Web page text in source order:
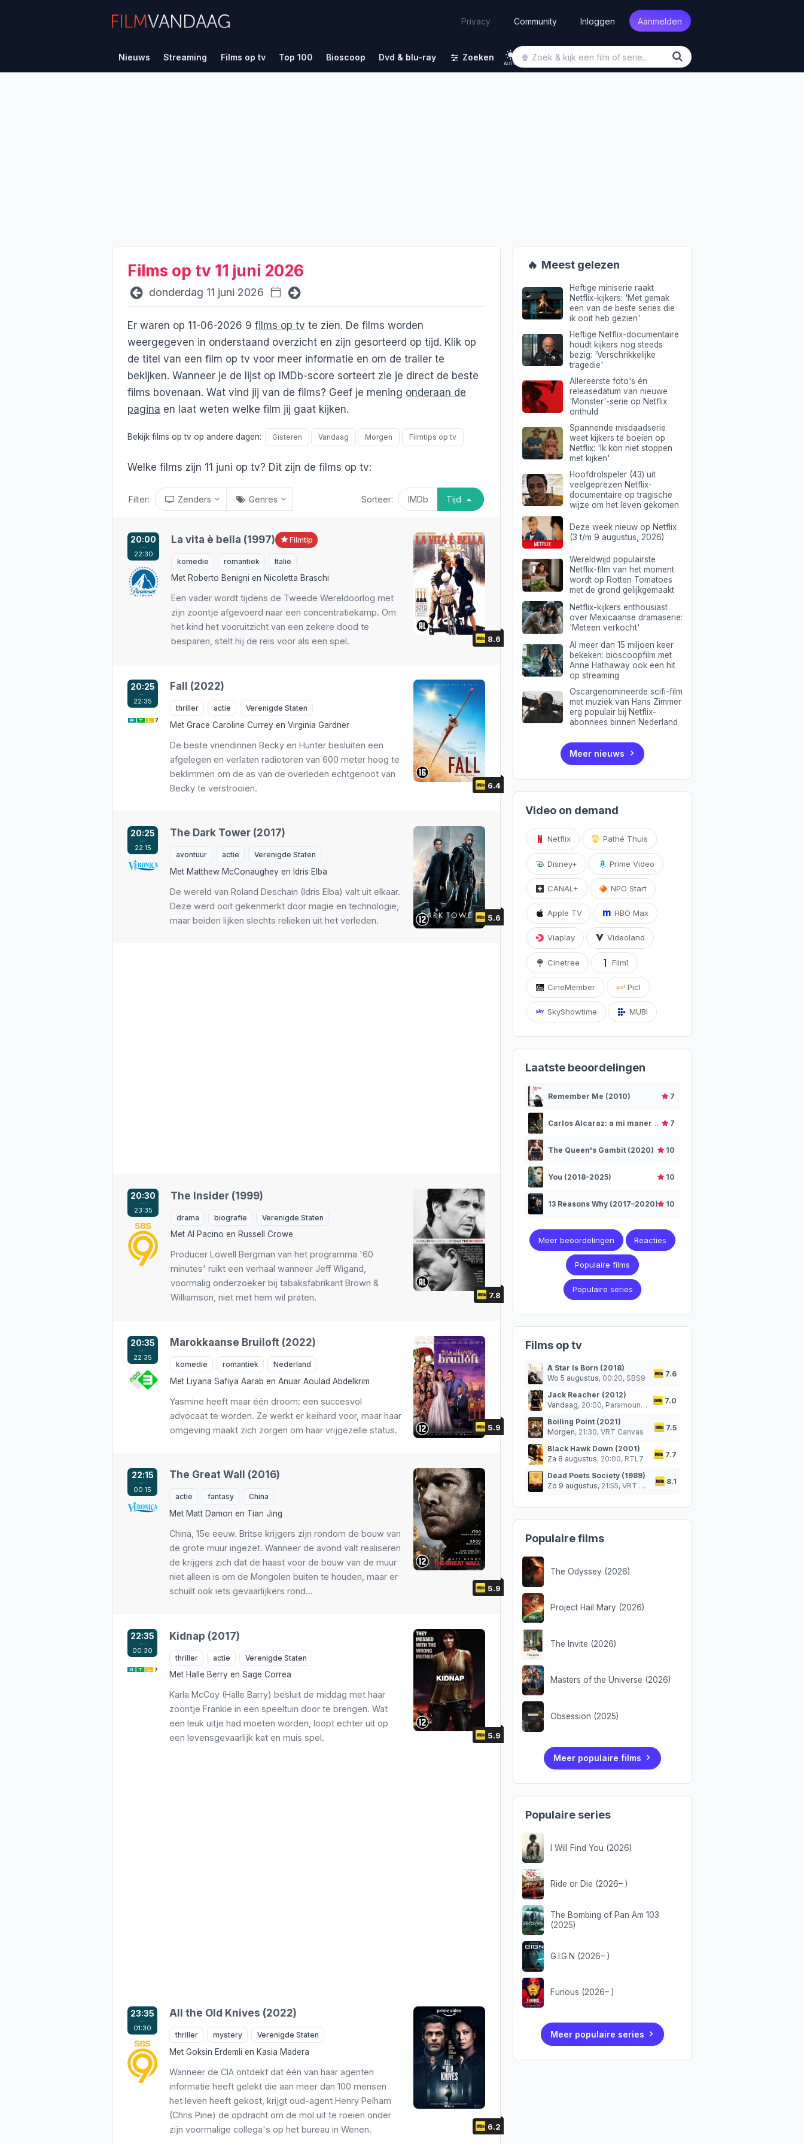
Privacy Community Inloggen Aanmelden
Nieuws Streaming Films op tv Top 100 Bioscoop Dvd & blu-ray Zoeken
AUTO
Films op tv 11 juni 2026
donderdag 11 juni 2026
Er waren op 11-06-2026 9 films op tv te zien. De films worden
weergegeven in onderstaand overzicht en zijn gesorteerd op tijd. Klik op
de titel van een film op tv voor meer informatie en om de trailer te
bekijken. Wanneer je de lijst op IMDb-score sorteert zie je direct de beste
films bovenaan. Wat vind jij van de films? Geef je mening onderaan de
pagina en laat weten welke film jij gaat kijken.
Bekijk films op tv op andere dagen: Gisteren Vandaag Morgen Filmtips op tv
Welke films zijn 11 juni op tv? Dit zijn de films op tv:
Filter: Zenders Genres Sorteer: IMDb Tijd
Standaard zenders alles/niks
NPO 1
NPO 2
NPO 3
RTL 4
RTL 8
Veronica
Paramount Network
STAR Channel
VRT Canvas
Sluiten Herstel standaard
Genre alles / niks
actie
animatie
avontuur
biografie
cabaret
fantasy
komedie
roadmovie
romantiek
romantische komedie
sciencefiction
Sluiten Herstel standaard
20:00
…
22:30
La vita è bella (1997) Filmtip
komedie romantiek Italië
Met Roberto Benigni en Nicoletta Braschi
Een vader wordt tijdens de Tweede Wereldoorlog met
zijn zoontje afgevoerd naar een concentratiekamp. Om
het kind het vooruitzicht van een zekere dood te
besparen, stelt hij de reis voor als een spel.
8.6
20:25
…
22:35
Fall (2022)
thriller actie Verenigde Staten
Met Grace Caroline Currey en Virginia Gardner
De beste vriendinnen Becky en Hunter besluiten een
afgelegen en verlaten radiotoren van 600 meter hoog te
beklimmen om de as van de overleden echtgenoot van
Becky te verstrooien.
6.4
20:25
…
22:15
The Dark Tower (2017)
avontuur actie Verenigde Staten
Met Matthew McConaughey en Idris Elba
De wereld van Roland Deschain (Idris Elba) valt uit elkaar.
Deze werd ooit gekenmerkt door magie en technologie,
maar beiden lijken slechts relieken uit het verleden.
5.6
20:30
…
23:35
The Insider (1999)
drama biografie Verenigde Staten
Met Al Pacino en Russell Crowe
Producer Lowell Bergman van het programma '60
minutes' ruikt een verhaal wanneer Jeff Wigand,
voormalig onderzoeker bij tabaksfabrikant Brown &
Williamson, niet met hem wil praten.
7.8
20:35
…
22:35
Marokkaanse Bruiloft (2022)
komedie romantiek Nederland
Met Liyana Safiya Aarab en Anuar Aoulad Abdelkrim
Yasmine heeft maar één droom: een succesvol
advocaat te worden. Ze werkt er keihard voor, maar haar
omgeving maakt zich zorgen om haar vrijgezelle status.
5.9
22:15
…
00:15
The Great Wall (2016)
actie fantasy China
Met Matt Damon en Tian Jing
China, 15e eeuw. Britse krijgers zijn rondom de bouw van
de grote muur ingezet. Wanneer de avond valt realiseren
de krijgers zich dat de haast voor de bouw van de muur
niet alleen is om de Mongolen buiten te houden, maar er
schuilt ook iets gevaarlijkers rond...
5.9
22:35
…
00:30
Kidnap (2017)
thriller actie Verenigde Staten
Met Halle Berry en Sage Correa
Karla McCoy (Halle Barry) besluit de middag met haar
zoontje Frankie in een speeltuin door te brengen. Wat
een leuk uitje had moeten worden, loopt echter uit op
een levensgevaarlijk kat en muis spel.
5.9
23:35
…
01:30
All the Old Knives (2022)
thriller mystery Verenigde Staten
Met Goksin Erdemli en Kasia Madera
Wanneer de CIA ontdekt dat één van haar agenten
informatie heeft gelekt die aan meer dan 100 mensen
het leven heeft gekost, krijgt oud-agent Henry Pelham
(Chris Pine) de opdracht om de mol uit te roeien onder
zijn voormalige collega's op het bureau in Wenen.
6.2
🔥 Meest gelezen
Heftige miniserie raakt
Netflix-kijkers: 'Met gemak
een van de beste series die
ik ooit heb gezien'
Heftige Netflix-documentaire
houdt kijkers nog steeds
bezig: 'Verschrikkelijke
tragedie'
Allereerste foto's én
releasedatum van nieuwe
'Monster'-serie op Netflix
onthuld
Spannende misdaadserie
weet kijkers te boeien op
Netflix: 'Ik kon niet stoppen
met kijken'
Hoofdrolspeler (43) uit
veelgeprezen Netflix-
documentaire op tragische
wijze om het leven gekomen
Deze week nieuw op Netflix
(3 t/m 9 augustus, 2026)
Wereldwijd populairste
Netflix-film van het moment
wordt op Rotten Tomatoes
met de grond gelijkgemaakt
Netflix-kijkers enthousiast
over Mexicaanse dramaserie:
'Meteen verkocht'
Al meer dan 15 miljoen keer
bekeken: bioscoopfilm met
Anne Hathaway ook een hit
op streaming
Oscargenomineerde scifi-film
met muziek van Hans Zimmer
erg populair bij Netflix-
abonnees binnen Nederland
Meer nieuws
Video on demand
Netflix Pathé Thuis
Disney+ Prime Video
CANAL+ NPO Start
Apple TV HBO Max
Viaplay Videoland
Cinetree Film1
CineMember Picl
SkyShowtime MUBI
Laatste beoordelingen
Remember Me (2010) 7
Carlos Alcaraz: a mi manera (2025) 7
The Queen's Gambit (2020) 10
You (2018–2025) 10
13 Reasons Why (2017–2020) 10
Meer beoordelingen Reacties
Populaire films
Populaire series
Films op tv
A Star Is Born (2018)
Wo 5 augustus, 00:20, SBS9 7.6
Jack Reacher (2012)
Vandaag, 20:00, Paramount Network 7.0
Boiling Point (2021)
Morgen, 21:30, VRT Canvas 7.5
Black Hawk Down (2001)
Za 8 augustus, 20:00, RTL7 7.7
Dead Poets Society (1989)
Zo 9 augustus, 21:55, VRT Canvas 8.1
Populaire films
The Odyssey (2026)
Project Hail Mary (2026)
The Invite (2026)
Masters of the Universe (2026)
Obsession (2025)
Meer populaire films
Populaire series
I Will Find You (2026)
Ride or Die (2026– )
The Bombing of Pan Am 103
(2025)
G.I.G.N (2026– )
Furious (2026– )
Meer populaire series